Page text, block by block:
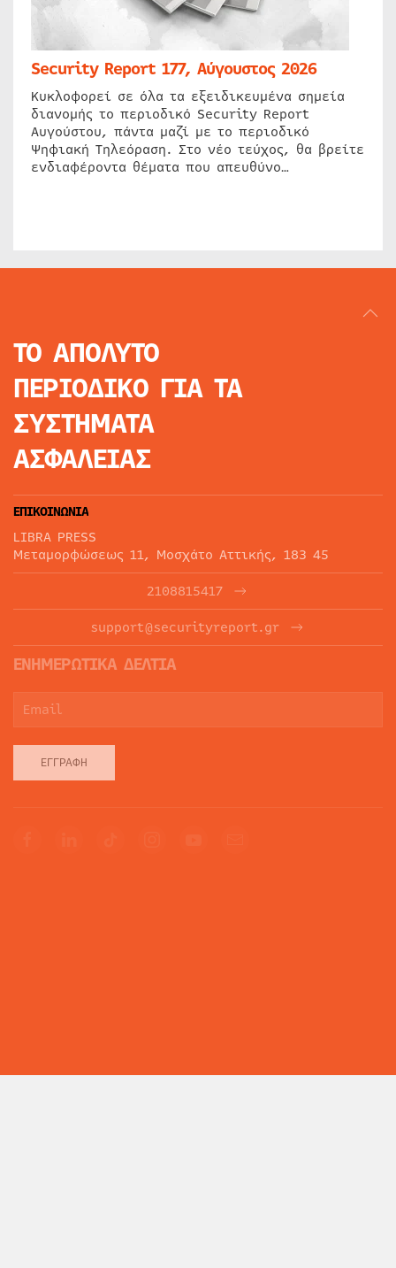
Security Report 177, Αύγουστος 2026
Κυκλοφορεί σε όλα τα εξειδικευμένα σημεία
διανομής το περιοδικό Security Report
Αυγούστου, πάντα μαζί με το περιοδικό
Ψηφιακή Τηλεόραση. Στο νέο τεύχος, θα βρείτε
ενδιαφέροντα θέματα που απευθύνο…
ΤΟ ΑΠΟΛΥΤΟ
ΠΕΡΙΟΔΙΚΟ ΓΙΑ ΤΑ
ΣΥΣΤΗΜΑΤΑ
ΑΣΦΑΛΕΙΑΣ
ΕΠΙΚΟΙΝΩΝΙΑ
LIBRA PRESS
Μεταμορφώσεως 11, Μοσχάτο Αττικής, 183 45
2108815417
support@securityreport.gr
ΕΝΗΜΕΡΩΤΙΚΑ ΔΕΛΤΙΑ
ΕΓΓΡΑΦΉ